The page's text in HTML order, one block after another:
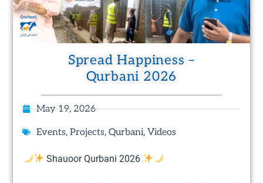
Spread Happiness –
Qurbani 2026
May 19, 2026
Events,Projects,Qurbani,Videos
Shauoor Qurbani 2026